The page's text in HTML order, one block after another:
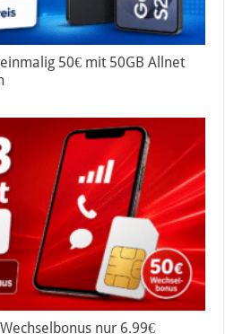
50€ mit 50GB Allnet
nur 6.99€